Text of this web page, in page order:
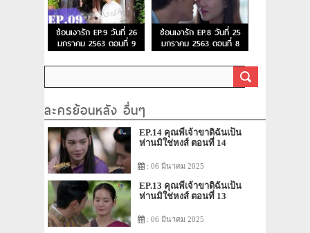
ซ่อนเงารัก EP.9 วันที่ 26
มกราคม 2563 ตอนที่ 9
ซ่อนเงารัก EP.8 วันที่ 25
มกราคม 2563 ตอนที่ 8
ละครย้อนหลัง อื่นๆ
EP.14 คุณพี่เจ้าขาดิฉันเป็น
ห่านมิใช่หงส์ ตอนที่ 14
: 06 มีนาคม 2025
EP.13 คุณพี่เจ้าขาดิฉันเป็น
ห่านมิใช่หงส์ ตอนที่ 13
: 06 มีนาคม 2025